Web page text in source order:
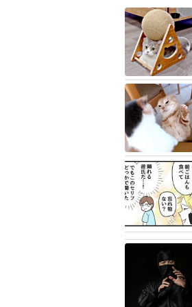
まるで人
動画には「
に人」とい
中には「つ
大歓迎する